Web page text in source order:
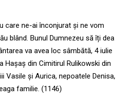
care ne-ai înconjurat și ne vom
blând. Bunul Dumnezeu să îți dea
va avea loc sâmbătă, 4 iulie
Hașaș din Cimitirul Rulikowski din
Vasile și Aurica, nepoatele Denisa,
familie. (1146)